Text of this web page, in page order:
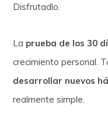
Disfrutadlo.
La prueba de los 30
crecimiento personal.
desarrollar nuevos
realmente simple.